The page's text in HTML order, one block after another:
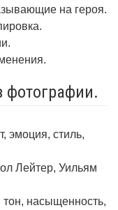
на героя.
фотографии.
эмоция, стиль,
Лейтер, Уильям
тон, насыщенность,